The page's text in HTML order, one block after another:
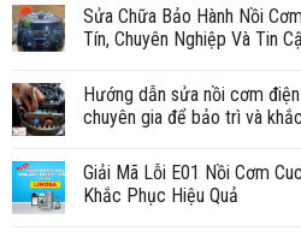
Sửa Chữa Bảo Hành Nồi
Tín, Chuyên Nghiệp Và Tin
Hướng dẫn sửa nồi cơm
chuyên gia để bảo trì và
Giải Mã Lỗi E01 Nồi Cơm
Khắc Phục Hiệu Quả